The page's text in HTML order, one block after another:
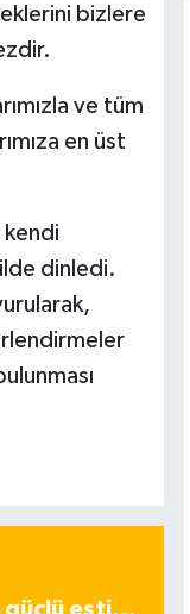
bizlere
ve tüm
en üst
dinledi.
güçlü esti…